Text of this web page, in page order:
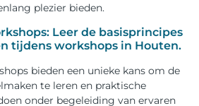
plezier bieden.
Leer de basisprincipes
tijdens workshops in Houten.
bieden een unieke kans om de
te leren en praktische
onder begeleiding van ervaren